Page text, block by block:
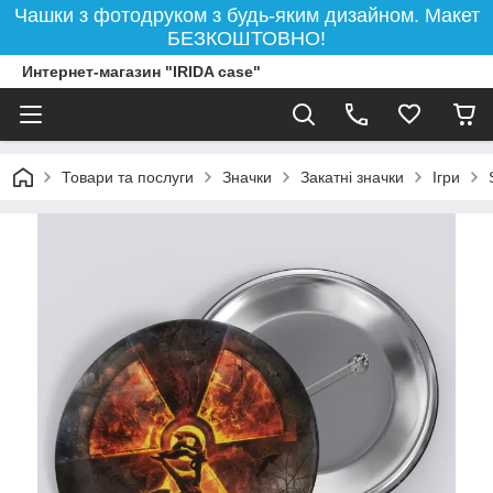
Чашки з фотодруком з будь-яким дизайном. Макет
БЕЗКОШТОВНО!
Интернет-магазин "IRIDA case"
Товари та послуги Значки Закатні значки Ігри